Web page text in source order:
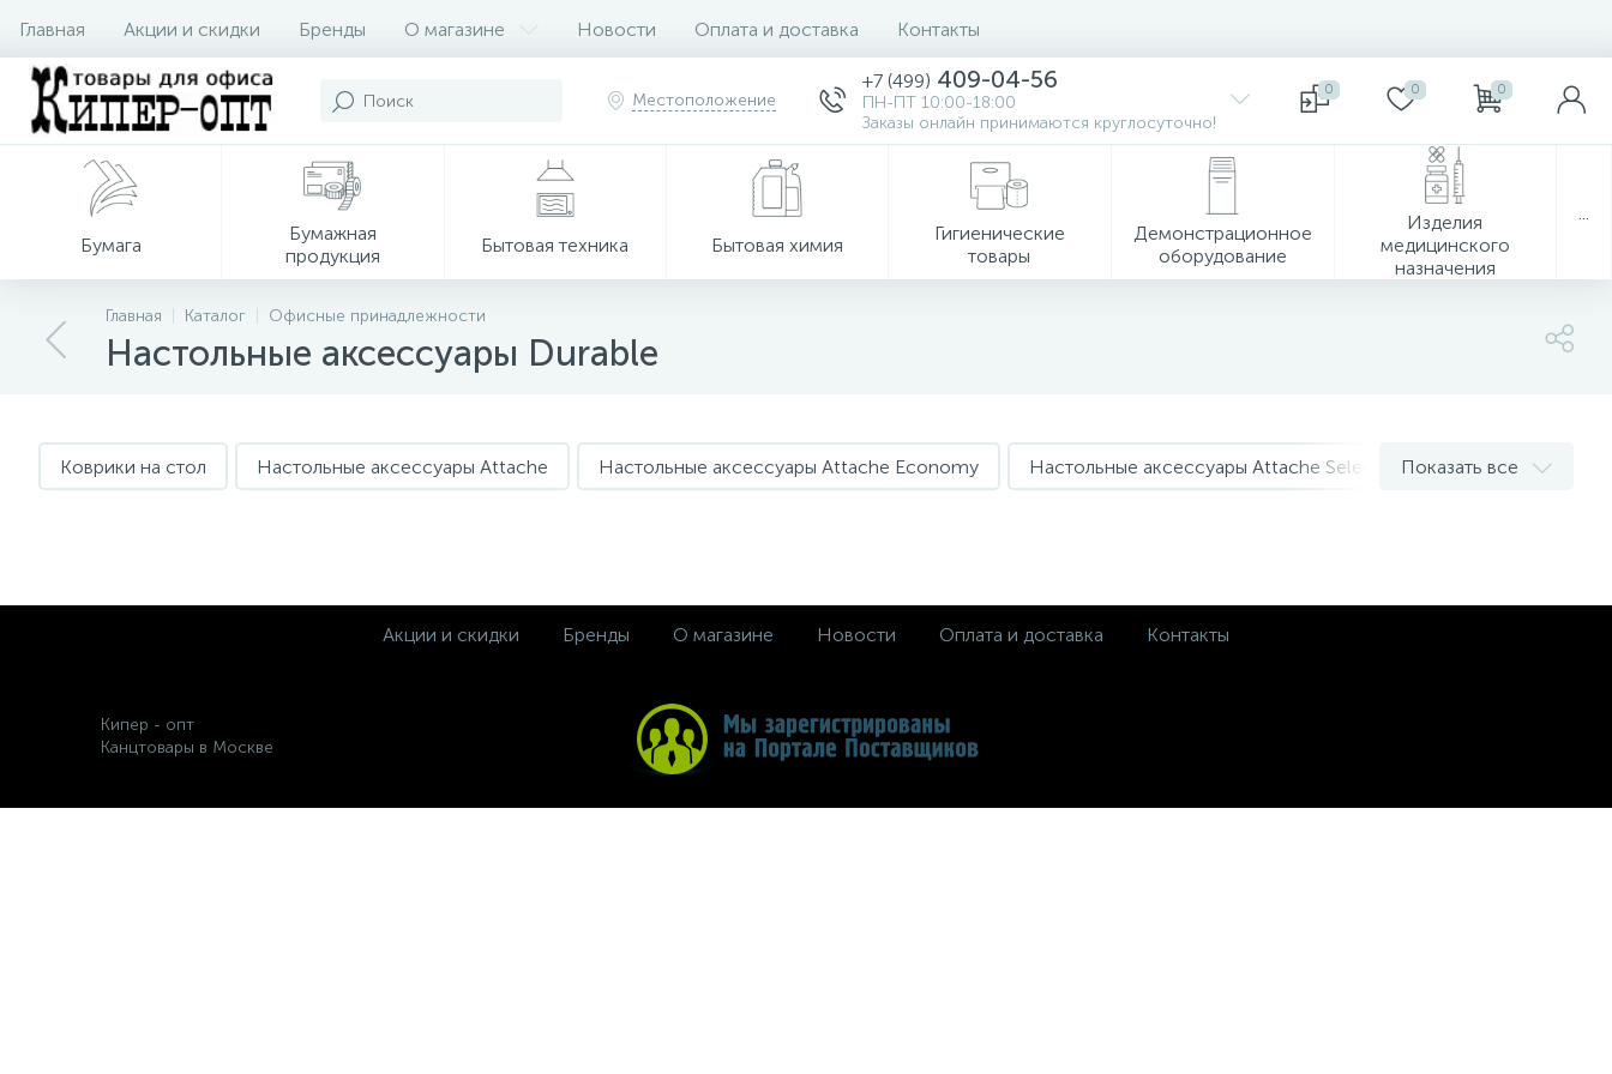
Главная Акции и скидки Бренды О магазине Новости Оплата и доставка Контакты
Местоположение
+7 (499) 409-04-56
ПН-ПТ 10:00-18:00
Заказы онлайн принимаются круглосуточно!
0 0 0
Бумага
Бумажная
продукция
Бытовая техника Бытовая химия
Гигиенические
товары
Демонстрационное
оборудование
Изделия
медицинского
назначения
Главная Каталог Офисные принадлежности
Настольные аксессуары Durable
Коврики на стол Настольные аксессуары Attache Настольные аксессуары Attache Economy Настольные аксессуары Attache Selection Настольные
Показать все
Акции и скидки Бренды О магазине Новости Оплата и доставка Контакты
Кипер - опт
Канцтовары в Москве